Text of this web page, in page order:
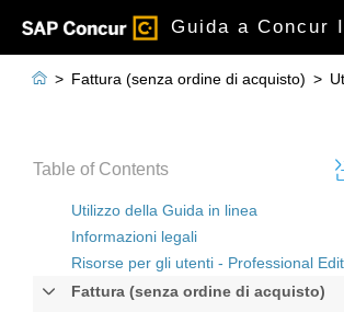
Guida a Concur
Table of Contents
Utilizzo della Guida in linea
Informazioni legali
Risorse per gli utenti - Professional
Fattura (senza ordine di acquisto)
 > Fattura (senza ordine di acquisto) >